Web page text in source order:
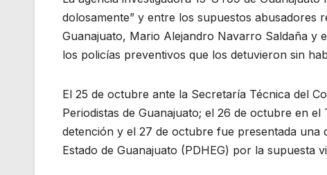
dolosamente” y entre los supuestos abusadores
Guanajuato, Mario Alejandro Navarro Saldaña y
los policías preventivos que los detuvieron sin
El 25 de octubre ante la Secretaría Técnica del
Periodistas de Guanajuato; el 26 de octubre en
detención y el 27 de octubre fue presentada
Estado de Guanajuato (PDHEG) por la supuesta